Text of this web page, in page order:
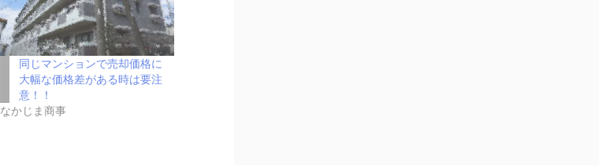
同じマンションで売却価格に
大幅な価格差がある時は要注
意！！
なかじま商事